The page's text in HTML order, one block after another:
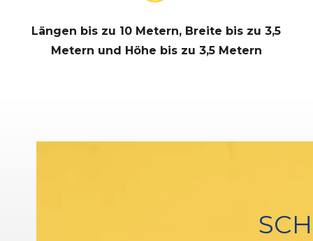
Längen bis zu 10 Metern, Breite bis zu 3,5
Metern und Höhe bis zu 3,5 Metern